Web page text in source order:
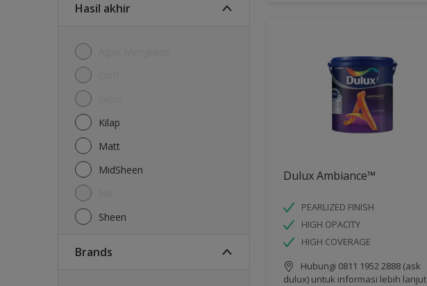
Hasil akhir
Kilap
Matt
MidSheen
Sheen
brands
Dulux Ambiance™
PEARLIZED FINISH
HIGH OPACITY
HIGH COVERAGE
Hubungi 0811 1952 2888 (ask
dulux) untuk informasi lebih lanjut